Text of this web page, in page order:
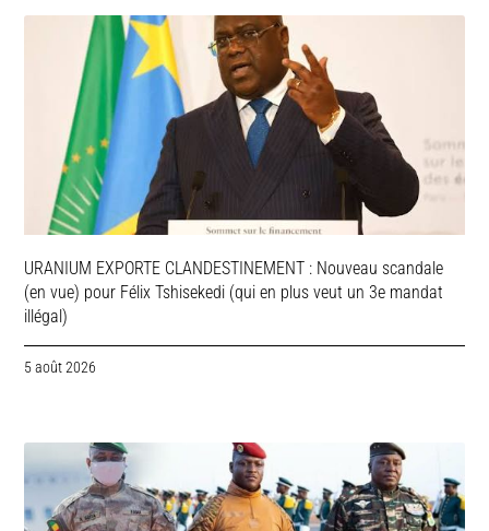
URANIUM EXPORTE CLANDESTINEMENT : Nouveau scandale
(en vue) pour Félix Tshisekedi (qui en plus veut un 3e mandat
illégal)
5 août 2026